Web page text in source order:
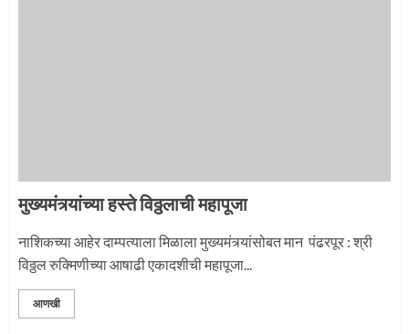
3
मुख्यमंत्र्यांच्या हस्ते विठ्ठलाची महापूजा
नाशिकच्या आहेर दाम्पत्याला मिळाला मुख्यमंत्र्यांसोबत मान पंढरपूर : श्री
विठ्ठल रुक्मिणीच्या आषाढी एकादशीची महापूजा...
आणखी